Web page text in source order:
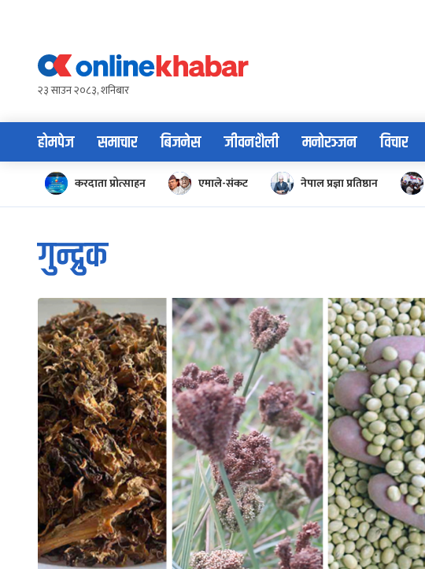
content२३ साउन २०८३, शनिबार
होमपेज समाचार बिजनेस जीवनशैली मनोरञ्जन विचार
करदाता प्रोत्साहन एमाले-संकट नेपाल प्रज्ञा प्रतिष्ठान
गुन्द्रुक